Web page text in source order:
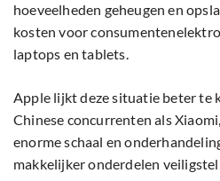
hoeveelheden geheugen en
kosten voor
laptops en tablets.
Apple lijkt deze situatie beter te
Chinese concurrenten als
enorme schaal en
makkelijker onderdelen